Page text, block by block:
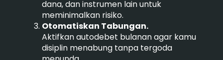
dana, dan instrumen lain untuk
meminimalkan risiko.
Otomatiskan Tabungan.
Aktifkan autodebet bulanan agar kamu
disiplin menabung tanpa tergoda